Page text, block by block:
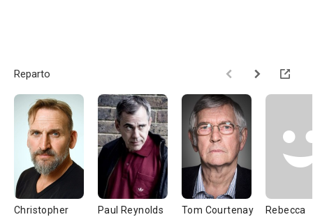
Reparto
Christopher Paul Reynolds Tom Courtenay Rebecca